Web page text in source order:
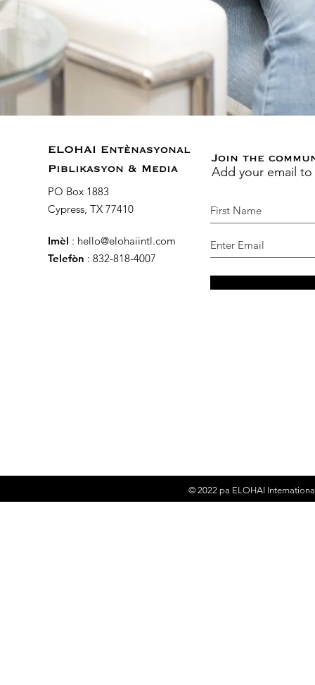
ELOHAI Entènasyonal
Piblikasyon & Media
PO Box 1883
Cypress, TX 77410
Imèl : hello@elohaiintl.com
Telefòn : 832-818-4007
Join the
Add your email
© 2022 pa ELOHAI